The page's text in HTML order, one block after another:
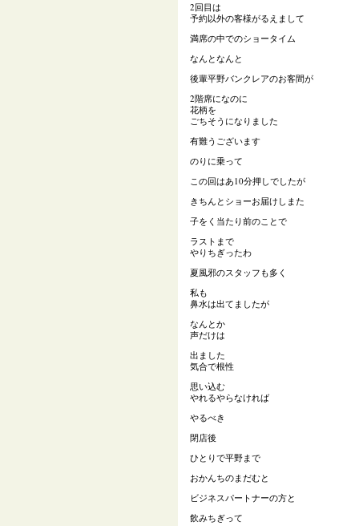
2回目は
予約以外の客様がるえまして
満席の中でのショータイム
なんとなんと
後輩平野バンクレアのお客間が
2階席になのに
花柄を
ごちそうになりました
有難うございます
のりに乗って
この回はあ10分押しでしたが
きちんとショーお届けしまた
子をく当たり前のことで
ラストまで
やりちぎったわ
夏風邪のスタッフも多く
私も
鼻水は出てましたが
なんとか
声だけは
出ました
気合で根性
思い込む
やれるやらなければ
やるべき
閉店後
ひとりで平野まで
おかんちのまだむと
ビジネスパートナーの方と
飲みちぎって